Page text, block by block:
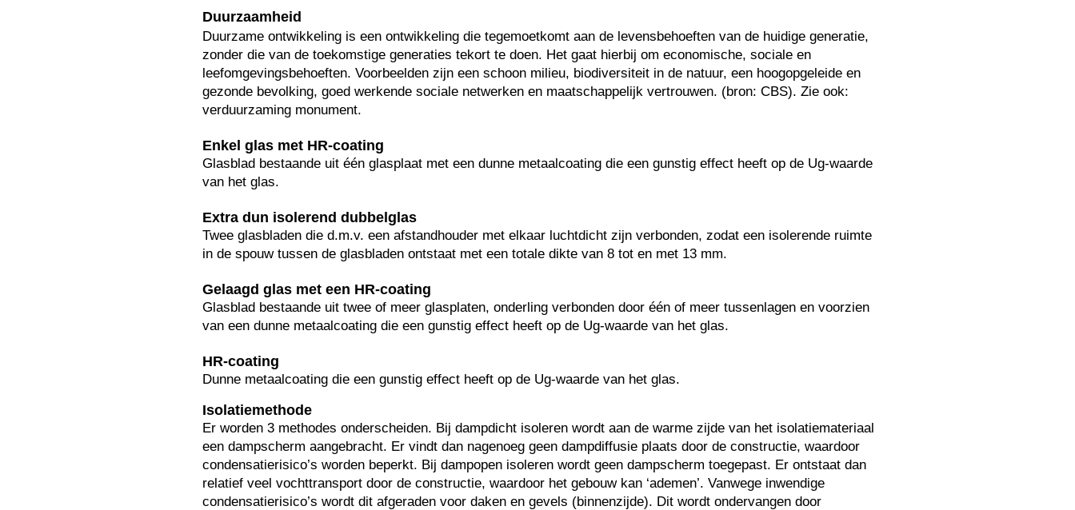
Duurzaamheid
Duurzame ontwikkeling is een ontwikkeling die tegemoetkomt aan de levensbehoeften van de huidige generatie,
zonder die van de toekomstige generaties tekort te doen. Het gaat hierbij om economische, sociale en
leefomgevingsbehoeften. Voorbeelden zijn een schoon milieu, biodiversiteit in de natuur, een hoogopgeleide en
gezonde bevolking, goed werkende sociale netwerken en maatschappelijk vertrouwen. (bron: CBS). Zie ook:
verduurzaming monument.
Enkel glas met HR-coating
Glasblad bestaande uit één glasplaat met een dunne metaalcoating die een gunstig effect heeft op de Ug-waarde
van het glas.
Extra dun isolerend dubbelglas
Twee glasbladen die d.m.v. een afstandhouder met elkaar luchtdicht zijn verbonden, zodat een isolerende ruimte
in de spouw tussen de glasbladen ontstaat met een totale dikte van 8 tot en met 13 mm.
Gelaagd glas met een HR-coating
Glasblad bestaande uit twee of meer glasplaten, onderling verbonden door één of meer tussenlagen en voorzien
van een dunne metaalcoating die een gunstig effect heeft op de Ug-waarde van het glas.
HR-coating
Dunne metaalcoating die een gunstig effect heeft op de Ug-waarde van het glas.
Isolatiemethode
Er worden 3 methodes onderscheiden. Bij dampdicht isoleren wordt aan de warme zijde van het isolatiemateriaal
een dampscherm aangebracht. Er vindt dan nagenoeg geen dampdiffusie plaats door de constructie, waardoor
condensatierisico’s worden beperkt. Bij dampopen isoleren wordt geen dampscherm toegepast. Er ontstaat dan
relatief veel vochttransport door de constructie, waardoor het gebouw kan ‘ademen’. Vanwege inwendige
condensatierisico’s wordt dit afgeraden voor daken en gevels (binnenzijde). Dit wordt ondervangen door